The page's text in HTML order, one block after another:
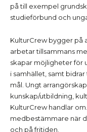
på till exempel
studieförbund och
KulturCrew bygger på
arbetar tillsammans
skapar möjligheter för
i samhället, samt
mål. Ungt
kunskap/utbildning,
KulturCrew handlar
medbestämmare när
och på fritiden.